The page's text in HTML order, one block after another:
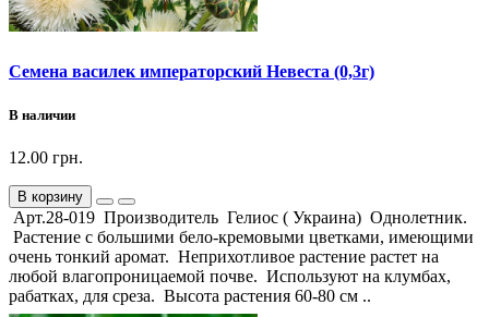
Семена василек императорский Невеста (0,3г)
В наличии
12.00 грн.
В корзину
Арт.28-019 Производитель Гелиос ( Украина) Однолетник.
Растение с большими бело-кремовыми цветками, имеющими
очень тонкий аромат. Неприхотливое растение растет на
любой влагопроницаемой почве. Используют на клумбах,
рабатках, для среза. Высота растения 60-80 см ..